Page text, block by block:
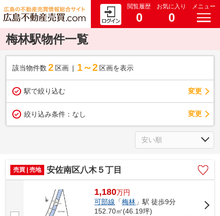
閲覧履歴
0
お気に入り
0
メニュー
梅林駅物件一覧
該当物件数 2 区画 1～2 区画を表示
駅で絞り込む 変更
絞り込み条件： なし 変更
売買 | 売地 安佐南区八木５丁目
1,180万円
可部線 「梅林 」駅 徒歩9分
152.70㎡(46.19坪)